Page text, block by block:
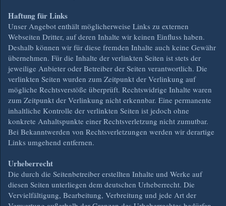
Haftung für Links
Unser Angebot enthält möglicherweise Links zu externen
Webseiten Dritter, auf deren Inhalte wir keinen Einfluss haben.
Deshalb können wir für diese fremden Inhalte auch keine Gewähr
übernehmen. Für die Inhalte der verlinkten Seiten ist stets der
jeweilige Anbieter oder Betreiber der Seiten verantwortlich. Die
verlinkten Seiten wurden zum Zeitpunkt der Verlinkung auf
mögliche Rechtsverstöße überprüft. Rechtswidrige Inhalte waren
zum Zeitpunkt der Verlinkung nicht erkennbar. Eine permanente
inhaltliche Kontrolle der verlinkten Seiten ist jedoch ohne
konkrete Anhaltspunkte einer Rechtsverletzung nicht zumutbar.
Bei Bekanntwerden von Rechtsverletzungen werden wir derartige
Links umgehend entfernen.
Urheberrecht
Die durch die Seitenbetreiber erstellten Inhalte und Werke auf
diesen Seiten unterliegen dem deutschen Urheberrecht. Die
Vervielfältigung, Bearbeitung, Verbreitung und jede Art der